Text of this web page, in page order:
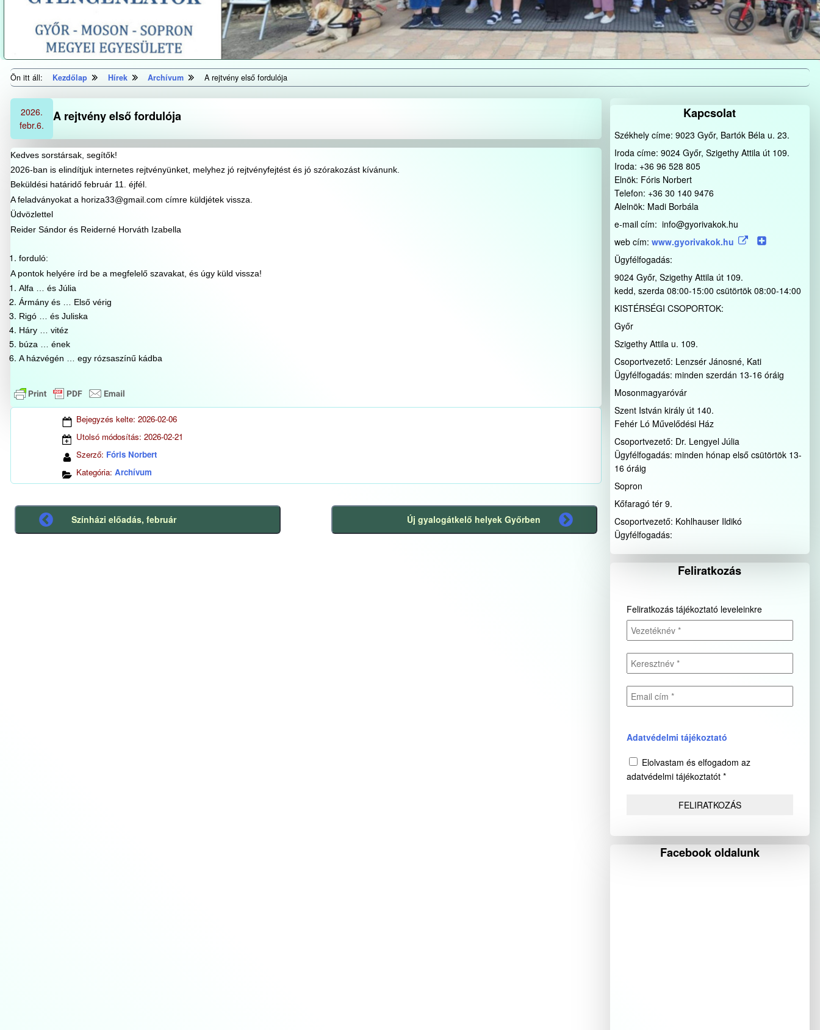
Ön itt áll: Kezdőlap Hírek Archívum A rejtvény első fordulója
A rejtvény első fordulója
2026.
febr.6.
Kedves sorstársak, segítők!
2026-ban is elindítjuk internetes rejtvényünket, melyhez jó rejtvényfejtést és jó szórakozást kívánunk.
Beküldési határidő február 11. éjfél.
A feladványokat a horiza33@gmail.com címre küldjétek vissza.
Üdvözlettel
Reider Sándor és Reiderné Horváth Izabella
forduló:
A pontok helyére írd be a megfelelő szavakat, és úgy küld vissza!
Alfa … és Júlia
Ármány és … Első vérig
Rigó … és Juliska
Háry … vitéz
búza … ének
A házvégén … egy rózsaszínű kádba
Bejegyzés kelte: 2026-02-06
Utolsó módosítás: 2026-02-21
Szerző: Fóris Norbert
Kategória: Archívum
Előző
Színházi előadás, február Új gyalogátkelő helyek Győrben
Kapcsolat
Székhely címe: 9023 Győr, Bartók Béla u. 23.
Iroda címe: 9024 Győr, Szigethy Attila út 109.
Iroda: +36 96 528 805
Elnök: Fóris Norbert
Telefon: +36 30 140 9476
Alelnök: Madi Borbála
e-mail cím: info@gyorivakok.hu
web cím: www.gyorivakok.hu
Ügyfélfogadás:
9024 Győr, Szigethy Attila út 109.
kedd, szerda 08:00-15:00 csütörtök 08:00-14:00
KISTÉRSÉGI CSOPORTOK:
Győr
Szigethy Attila u. 109.
Csoportvezető: Lenzsér Jánosné, Kati
Ügyfélfogadás: minden szerdán 13-16 óráig
Mosonmagyaróvár
Szent István király út 140.
Fehér Ló Művelődési Ház
Csoportvezető: Dr. Lengyel Júlia
Ügyfélfogadás: minden hónap első csütörtök 13-
16 óráig
Sopron
Kőfaragó tér 9.
Csoportvezető: Kohlhauser Ildikó
Ügyfélfogadás:
Feliratkozás
Feliratkozás tájékoztató leveleinkre
Adatvédelmi tájékoztató
Elolvastam és elfogadom az
adatvédelmi tájékoztatót *
Facebook oldalunk